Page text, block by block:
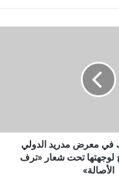
في معرض مدريد الدولي
لوجهتها تحت شعار «ترف
الأصالة»